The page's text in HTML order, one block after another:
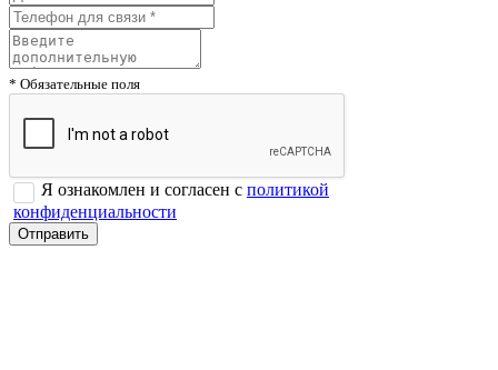
* Обязательные поля
Я ознакомлен и согласен с политикой
конфиденциальности